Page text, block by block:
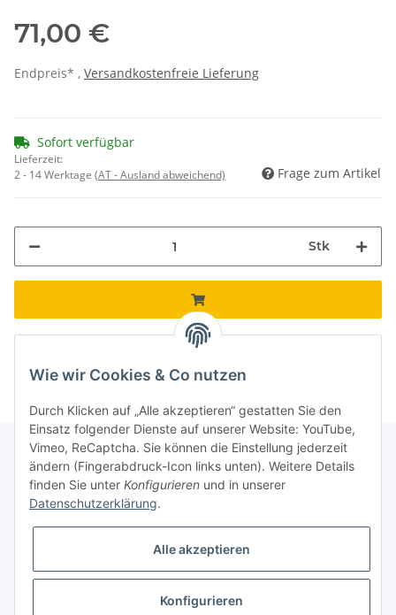
71,00 €
Endpreis* , Versandkostenfreie Lieferung
Sofort verfügbar
Lieferzeit:
2 - 14 Werktage (AT - Ausland abweichend) Frage zum Artikel
Stk
Loading... Komponenten werden geladen ...
Informationen
Galerie
Wie wir Cookies & Co nutzen
Durch Klicken auf „Alle akzeptieren“ gestatten Sie den
Einsatz folgender Dienste auf unserer Website: YouTube,
Vimeo, ReCaptcha. Sie können die Einstellung jederzeit
ändern (Fingerabdruck-Icon links unten). Weitere Details
finden Sie unter Konfigurieren und in unserer
Datenschutzerklärung.
Alle akzeptieren
Konfigurieren